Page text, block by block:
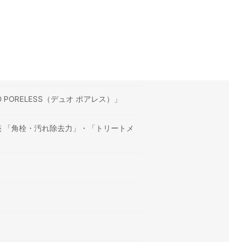
（デュオ ポアレス）」
角栓・汚れ除去力」・「トリートメ